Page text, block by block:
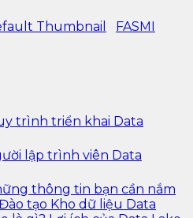
FASMI
trình triển khai Data
thông tin bạn cần nắm
tạo Kho dữ liệu Data